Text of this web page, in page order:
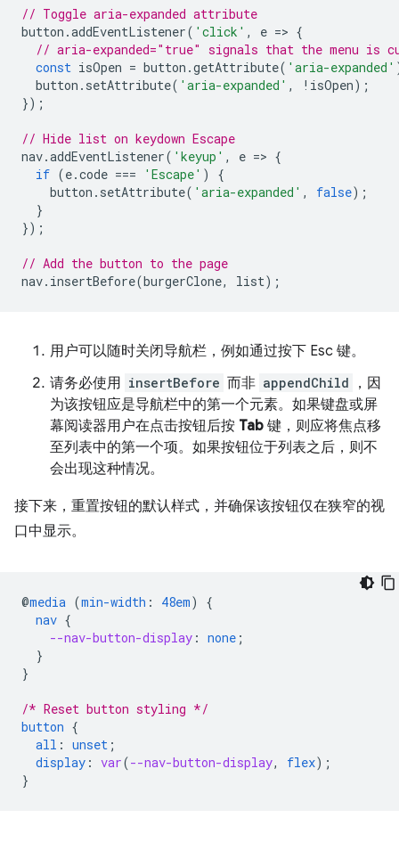
// Toggle aria-expanded attribute
button .addEventListener( 'click' , e => {
// aria-expanded="true" signals that the menu is
const isOpen = button .getAttribute( 'aria-expanded'
button . setAttribute( 'aria-expanded' , ! isOpen);
});
// Hide list on keydown Escape
nav.addEventListener( 'keyup' , e => {
if (e.code === 'Escape' )
{
button . setAttribute( 'aria-expanded' , false);
}
});
// Add the button to the page
nav. insertBefore(burgerClone, list);
用户可以随时关闭导航栏，例如通过按下 Esc 键。
请务必使用 insertBefore 而非 appendChild
，因
为该按钮应是导航栏中的第一个元素。如果键盘或屏
幕阅读器用户在点击按钮后按 Tab 键，则应将焦点移
至列表中的第一个项。如果按钮位于列表之后，则不
会出现这种情况。
接下来，重置按钮的默认样式，并确保该按钮仅在狭窄的视
口中显示。
@media (min-width : 48em)
{
nav {
--nav-button-display : none ;
}
}
/* Reset button styling */
button {
all : unset ;
display : var(--nav-button-display, flex);
}